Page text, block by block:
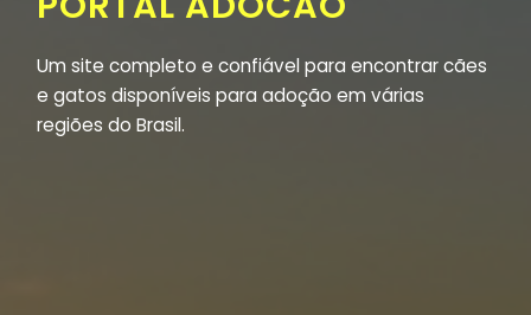
Um site completo e confiável para encontrar cães
e gatos disponíveis para adoção em várias
regiões do Brasil.